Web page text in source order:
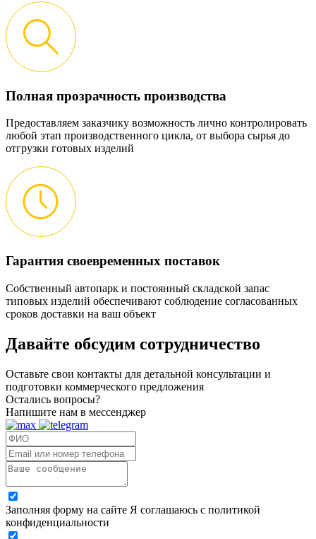
Полная прозрачность производства
Предоставляем заказчику возможность лично контролировать
любой этап производственного цикла, от выбора сырья до
отгрузки готовых изделий
Гарантия своевременных поставок
Собственный автопарк и постоянный складской запас
типовых изделий обеспечивают соблюдение согласованных
сроков доставки на ваш объект
Давайте обсудим сотрудничество
Оставьте свои контакты для детальной консультации и
подготовки коммерческого предложения
Остались вопросы?
Напишите нам в мессенджер
Заполняя форму на сайте Я соглашаюсь с политикой
конфиденциальности